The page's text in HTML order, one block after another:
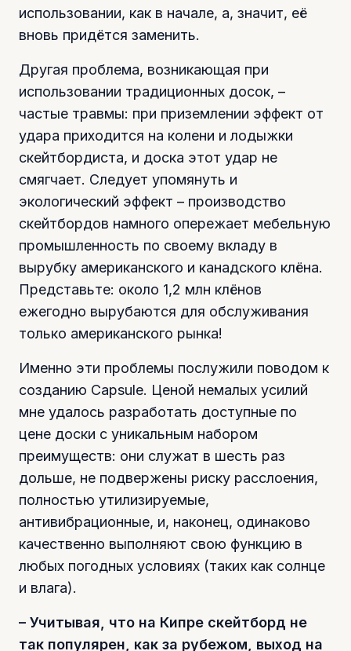
использовании, как в начале, а, значит, её
вновь придётся заменить.
Другая проблема, возникающая при
использовании традиционных досок, –
частые травмы: при приземлении эффект от
удара приходится на колени и лодыжки
скейтбордиста, и доска этот удар не
смягчает. Следует упомянуть и
экологический эффект – производство
скейтбордов намного опережает мебельную
промышленность по своему вкладу в
вырубку американского и канадского клёна.
Представьте: около 1,2 млн клёнов
ежегодно вырубаются для обслуживания
только американского рынка!
Именно эти проблемы послужили поводом к
созданию Capsule. Ценой немалых усилий
мне удалось разработать доступные по
цене доски с уникальным набором
преимуществ: они служат в шесть раз
дольше, не подвержены риску расслоения,
полностью утилизируемые,
антивибрационные, и, наконец, одинаково
качественно выполняют свою функцию в
любых погодных условиях (таких как солнце
и влага).
– Учитывая, что на Кипре скейтборд не
так популярен, как за рубежом, выход на